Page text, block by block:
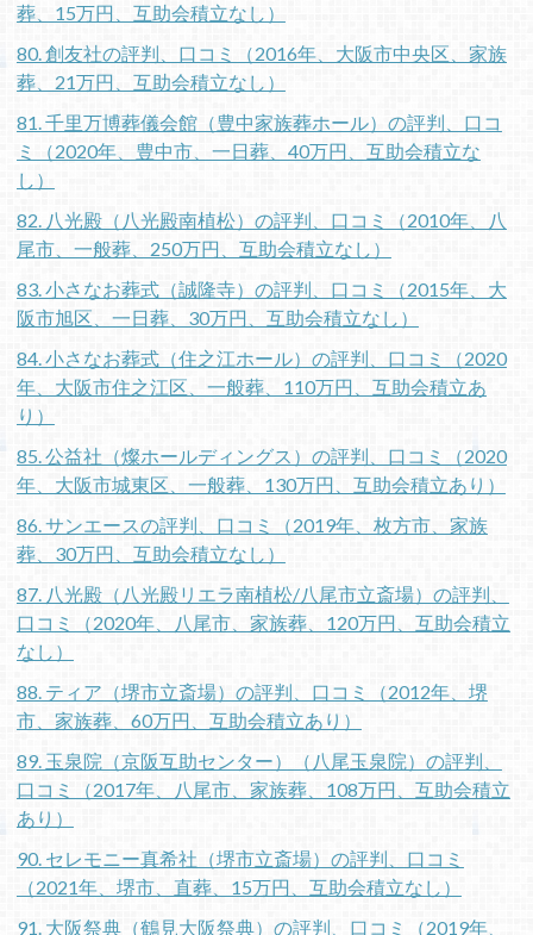
葬、15万円、互助会積立なし）
80. 創友社の評判、口コミ（2016年、大阪市中央区、家族
葬、21万円、互助会積立なし）
81. 千里万博葬儀会館（豊中家族葬ホール）の評判、口コ
ミ（2020年、豊中市、一日葬、40万円、互助会積立な
し）
82. 八光殿（八光殿南植松）の評判、口コミ（2010年、八
尾市、一般葬、250万円、互助会積立なし）
83. 小さなお葬式（誠隆寺）の評判、口コミ（2015年、大
阪市旭区、一日葬、30万円、互助会積立なし）
84. 小さなお葬式（住之江ホール）の評判、口コミ（2020
年、大阪市住之江区、一般葬、110万円、互助会積立あ
り）
85. 公益社（燦ホールディングス）の評判、口コミ（2020
年、大阪市城東区、一般葬、130万円、互助会積立あり）
86. サンエースの評判、口コミ（2019年、枚方市、家族
葬、30万円、互助会積立なし）
87. 八光殿（八光殿リエラ南植松/八尾市立斎場）の評判、
口コミ（2020年、八尾市、家族葬、120万円、互助会積立
なし）
88. ティア（堺市立斎場）の評判、口コミ（2012年、堺
市、家族葬、60万円、互助会積立あり）
89. 玉泉院（京阪互助センター）（八尾玉泉院）の評判、
口コミ（2017年、八尾市、家族葬、108万円、互助会積立
あり）
90. セレモニー真希社（堺市立斎場）の評判、口コミ
（2021年、堺市、直葬、15万円、互助会積立なし）
91. 大阪祭典（鶴見大阪祭典）の評判、口コミ（2019年、